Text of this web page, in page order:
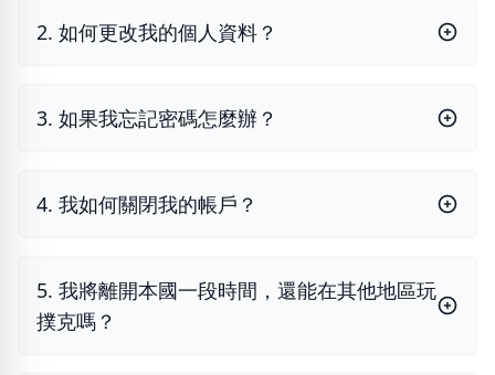
2. 如何更改我的個人資料？
3. 如果我忘記密碼怎麼辦？
4. 我如何關閉我的帳戶？
5. 我將離開本國一段時間，還能在其他地區玩
撲克嗎？